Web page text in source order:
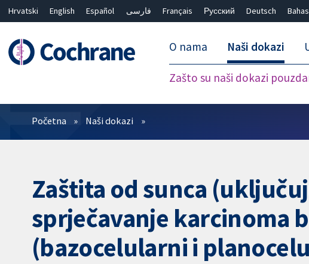
Hrvatski English Español فارسی Français Русский Deutsch
O nama Naši dokazi
Zašto su naši dokazi
Prečistači
Početna Naši dokazi
Zaštita od sunca
sprječavanje karcinoma
(bazocelularni i